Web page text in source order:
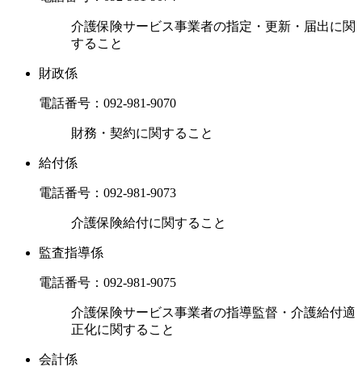
介護保険サービス事業者の指定・更新・届出に関
すること
財政係
電話番号： 092-981-9070
財務・契約に関すること
給付係
電話番号： 092-981-9073
介護保険給付に関すること
監査指導係
電話番号： 092-981-9075
介護保険サービス事業者の指導監督・介護給付適
正化に関すること
会計係